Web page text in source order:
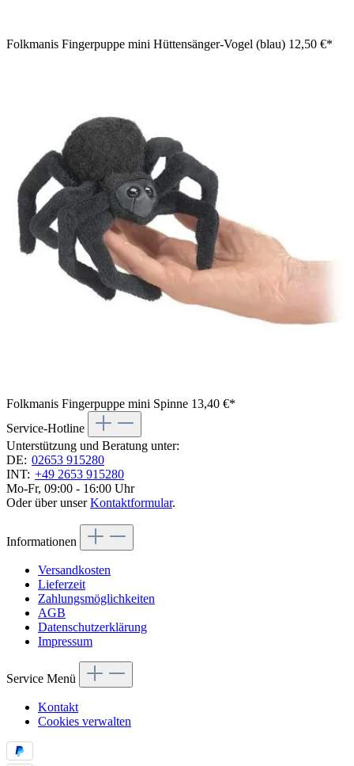
Folkmanis Fingerpuppe mini Hüttensänger-Vogel (blau) 12,50 €*
Folkmanis Fingerpuppe mini Spinne 13,40 €*
Service-Hotline
Unterstützung und Beratung unter:
DE: 02653 915280
INT: +49 2653 915280
Mo-Fr, 09:00 - 16:00 Uhr
Oder über unserKontaktformular.
Informationen
Versandkosten
Lieferzeit
Zahlungsmöglichkeiten
AGB
Datenschutzerklärung
Impressum
Service Menü
Kontakt
Cookies verwalten